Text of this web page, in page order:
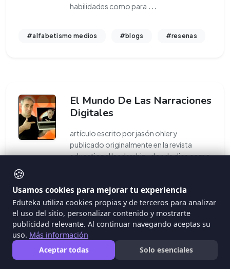
habilidades como para ...
#alfabetismo medios #blogs #resenas
El Mundo De Las Narraciones
Digitales
artículo escrito por jasón ohler y
publicado originalmente en la revista
educational leadership , donde dice como
#escritura
#narraciones digitales
🍪
Usamos cookies para mejorar tu experiencia
Eduteka utiliza cookies propias y de terceros para analizar
el uso del sitio, personalizar contenido y mostrarte
publicidad relevante. Al continuar navegando aceptas su
uso. Más información
Aceptar todas
Solo esenciales